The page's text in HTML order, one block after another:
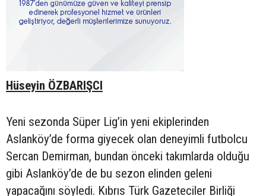
Hüseyin ÖZBARIŞCI
Yeni sezonda Süper Lig’in yeni ekiplerinden
Aslanköy’de forma giyecek olan deneyimli futbolcu
Sercan Demirman, bundan önceki takımlarda olduğu
gibi Aslanköy’de de bu sezon elinden geleni
yapacağını söyledi. Kıbrıs Türk Gazeteciler Birliği